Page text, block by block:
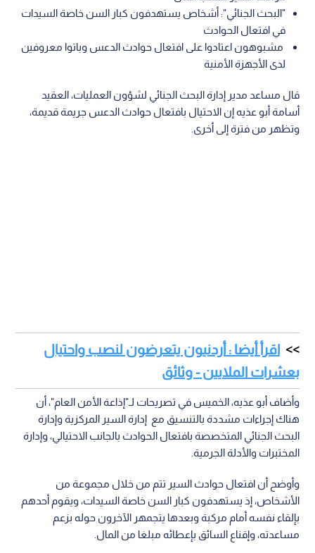
"البحث الجنائي": أشخاص يستهدفون كبار السن خاصة السيدات
في افتعال الحوادث
مشبوهون اعتادوا على افتعال حوادث الدعس وباتوا معروفين
لدى الأجهزة الأمنية
قال مساعد مدير إدارة البحث الجنائي لشؤون العمليات، العقيد
أسامة أبو عذيه إن الاحتيال بافتعال حوادث الدعس جريمة قديمة،
وتظهر من فترة إلى أخرى.
اقرأ أيضا : أردنيون يتعرضون لنصب واحتيال
بعشرات الملايين - وثائق
وأضاف أبو عذيه، الخميس في تصريحات لـ"إذاعة الأمن العام"، أن
هناك إجراءات مشددة بالتنسيق مع إدارة السير المركزية وإدارة
البحث الجنائي المتخصصة بافتعال الحوادث بالجانب الاحتيالي، وإدارة
المختبرات والأدلة الجرمية.
وأوضح أن افتعال حوادث السير تتم من خلال مجموعة من
الأشخاص، إذ يستهدفون كبار السن خاصة السيدات، ويقوم أحدهم
بإلقاء نفسه أمام مركبة وبعدها يتجمهر الآخرون حوله بزعم
مساعدته، وإقناع السائق بإعطائه مبلغا من المال.